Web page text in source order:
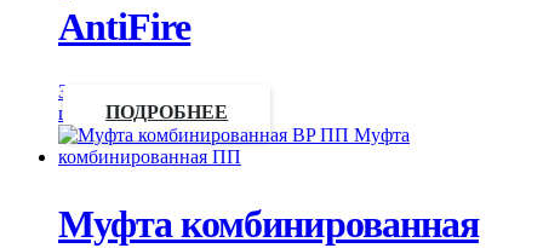
AntiFire
Запросить
цену
ПОДРОБНЕЕ
Муфта комбинированная